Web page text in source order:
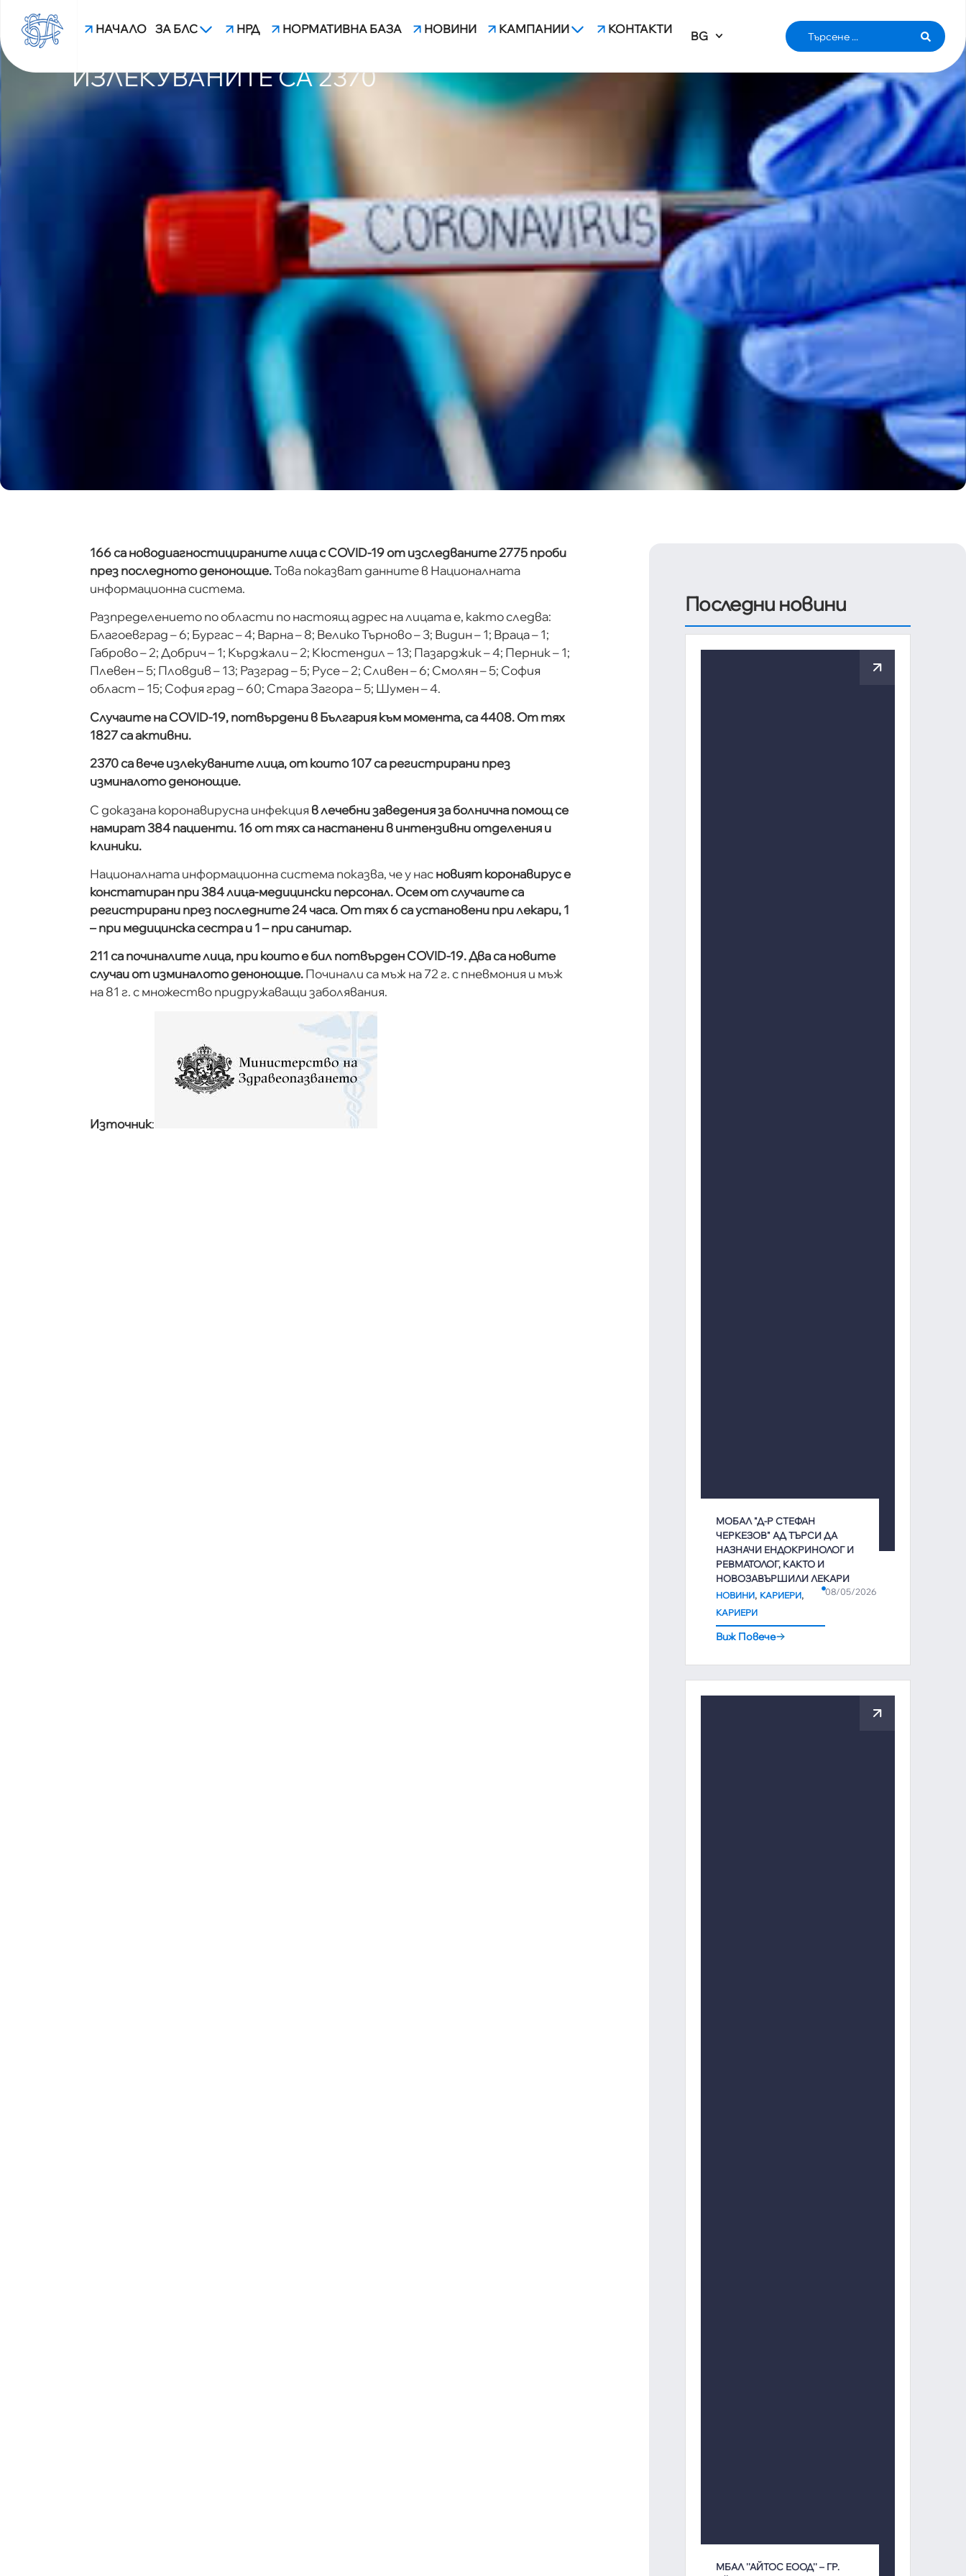
НАЧАЛО ЗА БЛС НРД НОРМАТИВНА БАЗА НОВИНИ КАМПАНИИ КОНТАКТИ BG
ИЗЛЕКУВАНИТЕ СА 2370
166 са новодиагностицираните лица с COVID-19 от изследваните 2775 проби
през последното денонощие.Това показват данните в Националната
информационна система.
Разпределението по области по настоящ адрес на лицата е, както следва:
Благоевград – 6; Бургас – 4; Варна – 8; Велико Търново – 3; Видин – 1; Враца – 1;
Габрово – 2; Добрич – 1; Кърджали – 2; Кюстендил – 13; Пазарджик – 4; Перник – 1;
Плевен – 5; Пловдив – 13; Разград – 5; Русе – 2; Сливен – 6; Смолян – 5; София
област – 15; София град – 60; Стара Загора – 5; Шумен – 4.
Случаите на COVID-19, потвърдени в България към момента, са 4408. От тях
1827 са активни.
2370 са вече излекуваните лица, от които 107 са регистрирани през
изминалото денонощие.
С доказана коронавирусна инфекция в лечебни заведения за болнична помощ се
намират 384 пациенти. 16 от тях са настанени в интензивни отделения и
клиники.
Националната информационна система показва, че у насновият коронавирус е
констатиран при 384 лица-медицински персонал. Осем от случаите са
регистрирани през последните 24 часа. От тях 6 са установени при лекари, 1
– при медицинска сестра и 1 – при санитар.
211 са починалите лица, при които е бил потвърден COVID-19. Два са новите
случаи от изминалото денонощие.Починали са мъж на 72 г. с пневмония и мъж
на 81 г. с множество придружаващи заболявания.
Източник:
Последни новини
МОБАЛ "Д-Р СТЕФАН
ЧЕРКЕЗОВ" АД ТЪРСИ ДА
НАЗНАЧИ ЕНДОКРИНОЛОГ И
РЕВМАТОЛОГ, КАКТО И
НОВОЗАВЪРШИЛИ ЛЕКАРИ
08/05/2026
НОВИНИ, КАРИЕРИ,
КАРИЕРИ
Виж Повече
МБАЛ ''АЙТОС ЕООД'' – ГР.